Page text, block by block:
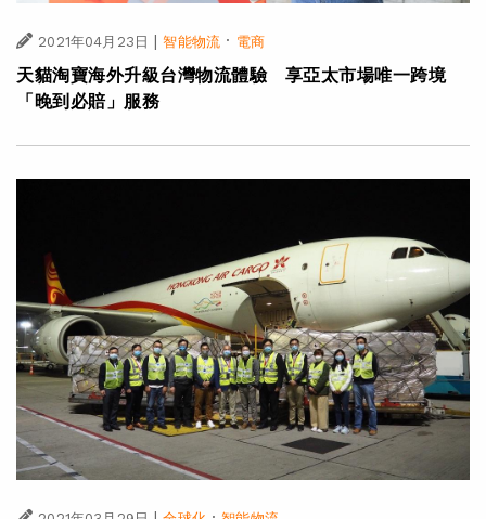
2021年04月23日 | 智能物流 · 電商
天貓淘寶海外升級台灣物流體驗 享亞太市場唯一跨境
「晚到必賠」服務